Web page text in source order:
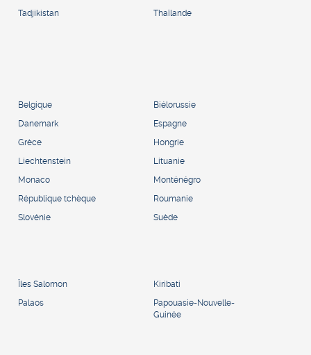
Tadjikistan
Thaïlande
Belgique
Biélorussie
Danemark
Espagne
Grèce
Hongrie
Liechtenstein
Lituanie
Monaco
Monténégro
République tchèque
Roumanie
Slovénie Suède
Îles Salomon
Kiribati
Palaos
Papouasie-Nouvelle-
Guinée